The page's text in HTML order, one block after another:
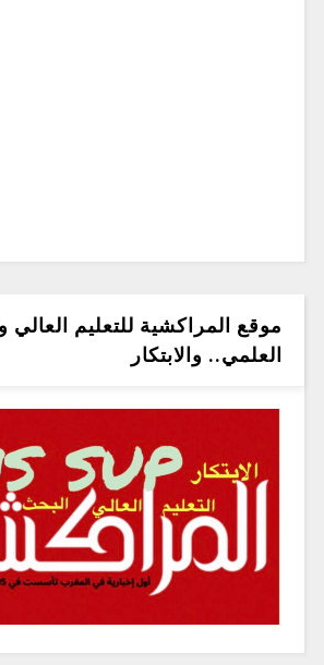
موقع المراكشية للتعليم العالي
العلمي.. والابتكار